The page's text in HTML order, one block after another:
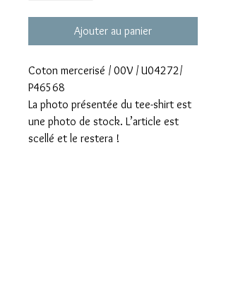
Ajouter au panier
Coton mercerisé / 00V / U04272/
P46568
La photo présentée du tee-shirt est
une photo de stock. L’article est
scellé et le restera !